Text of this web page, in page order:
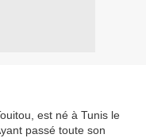
est né à Tunis le
passé toute son